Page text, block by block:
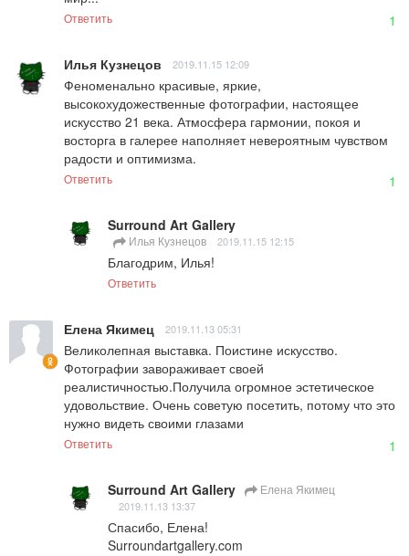
Ответить 1
Илья Кузнецов 2019.11.15 12:09
Феноменально красивые, яркие,
высокохудожественные фотографии, настоящее
искусство 21 века. Атмосфера гармонии, покоя и
восторга в галерее наполняет невероятным чувством
радости и оптимизма.
Ответить 1
Surround Art Gallery
Илья Кузнецов 2019.11.15 12:15
Благодрим, Илья!
Ответить
Елена Якимец 2019.11.13 05:31
Великолепная выставка. Поистине искусство.
Фотографии завораживает своей
реалистичностью.Получила огромное эстетическое
удовольствие. Очень советую посетить, потому что это
нужно видеть своими глазами
Ответить 1
Surround Art Gallery Елена Якимец
2019.11.13 13:37
Спасибо, Елена!
Surroundartgallery.com